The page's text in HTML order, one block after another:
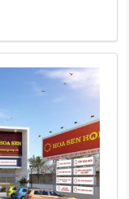
theo từng vị trí